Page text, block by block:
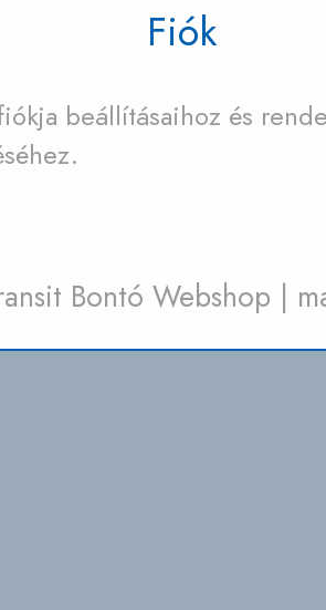
Fiók
beállításaihoz és
Bontó Webshop |